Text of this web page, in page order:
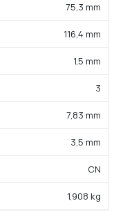
75,3 mm
116,4 mm
1,5 mm
3
7,83 mm
3,5 mm
CN
1,908 kg